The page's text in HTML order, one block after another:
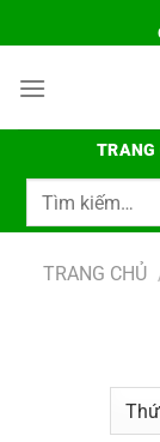
đến
dung
TRANG
Tìm
TRANG CHỦ